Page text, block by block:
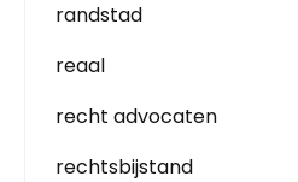
randstad
reaal
recht advocaten
rechtsbijstand